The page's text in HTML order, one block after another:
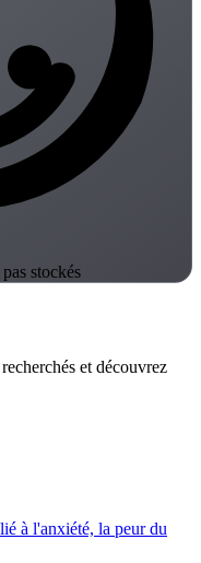
stockés
et découvrez
à l'anxiété, la peur du